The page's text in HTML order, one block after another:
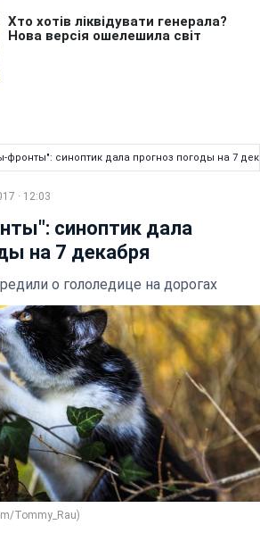
фронты": синоптик дала прогноз погоды на 7
· 12:03
синоптик дала
на 7 декабря
о гололедице на дорогах
Tommy_Rau)